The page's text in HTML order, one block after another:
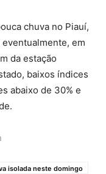
chuva no Piauí,
em
da estação
baixos índices
abaixo de 30% e
isolada neste domingo